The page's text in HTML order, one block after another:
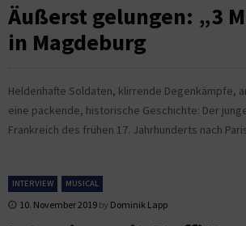
Äußerst gelungen: „3
in Magdeburg
Heldenhafte Soldaten, klirrende Degenkämpfe,
eine packende, historische Geschichte: Der
Frankreich des frühen 17. Jahrhunderts nach
INTERVIEW MUSICAL
10. November 2019 by Dominik Lapp